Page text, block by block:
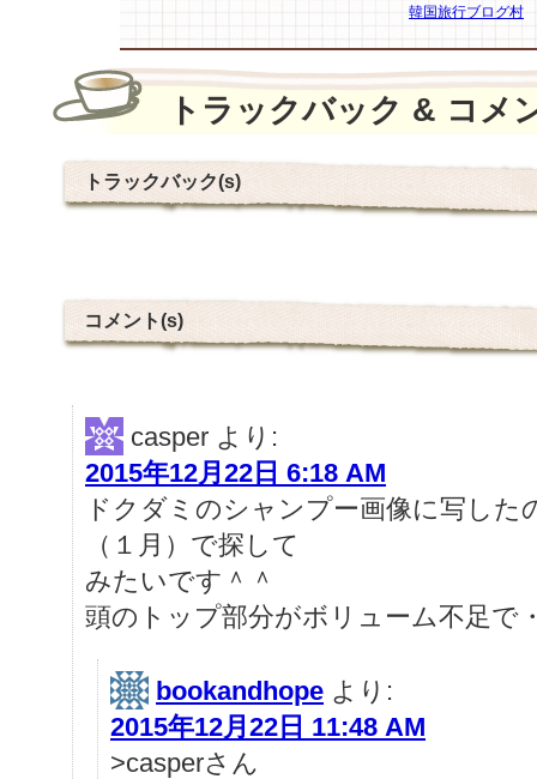
韓国旅行ブログ村
トラックバック & コメ
トラックバック(s)
コメント(s)
casper より:
2015年12月22日 6:18 AM
ドクダミのシャンプー画像に写した
（１月）で探して
みたいです＾＾
頭のトップ部分がボリューム不足で
bookandhope より:
2015年12月22日 11:48 AM
>casperさん